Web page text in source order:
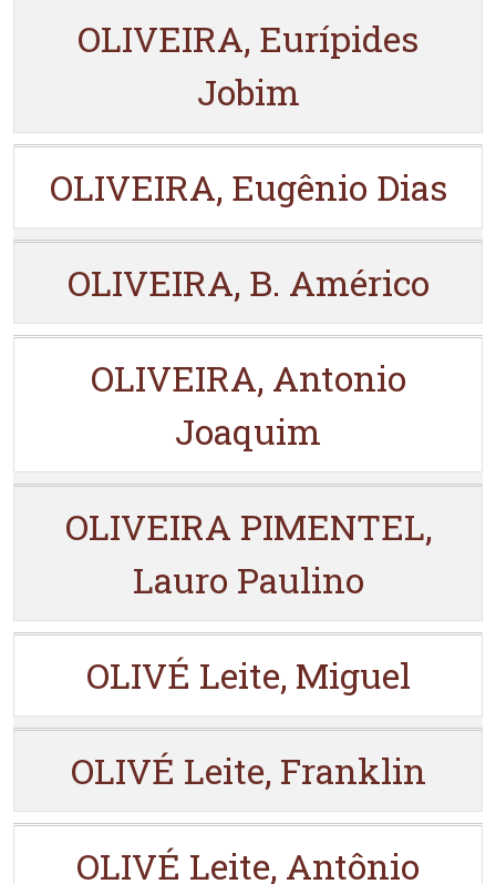
OLIVEIRA, Eurípides
Jobim
OLIVEIRA, Eugênio Dias
OLIVEIRA, B. Américo
OLIVEIRA, Antonio
Joaquim
OLIVEIRA PIMENTEL,
Lauro Paulino
OLIVÉ Leite, Miguel
OLIVÉ Leite, Franklin
OLIVÉ Leite, Antônio